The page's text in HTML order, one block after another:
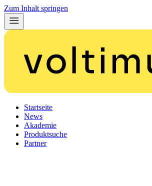
Zum Inhalt springen
Startseite
News
Akademie
Produktsuche
Partner